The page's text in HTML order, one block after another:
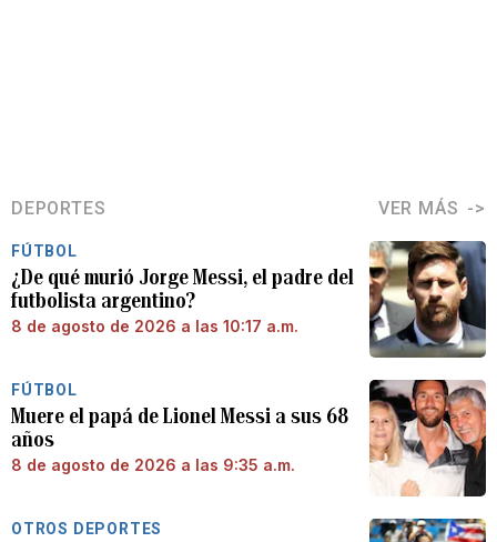
DEPORTES VER MÁS
FÚTBOL
¿De qué murió Jorge Messi, el padre del
futbolista argentino?
8 de agosto de 2026 a las 10:17 a.m.
FÚTBOL
Muere el papá de Lionel Messi a sus 68
años
8 de agosto de 2026 a las 9:35 a.m.
OTROS DEPORTES